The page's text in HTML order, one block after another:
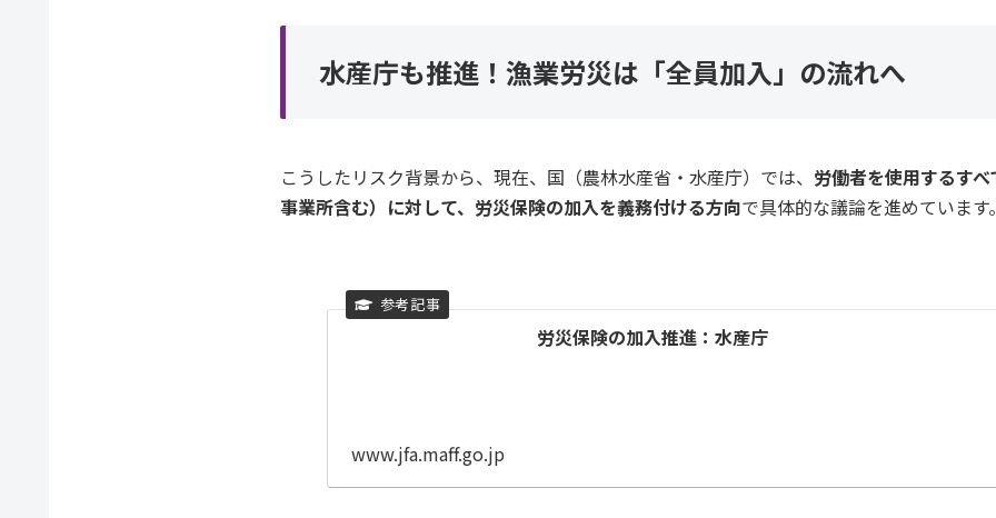
水産庁も推進！漁業労災は「全員加入」の流れへ
こうしたリスク背景から、現在、国（農林水産省・水産庁）では、 労働者を使用するす
事業所含む）に対して、労災保険の加入を義務付ける方向で具体的な議論を進めています
労災保険の加入推進：水産庁
www.jfa.maff.go.jp